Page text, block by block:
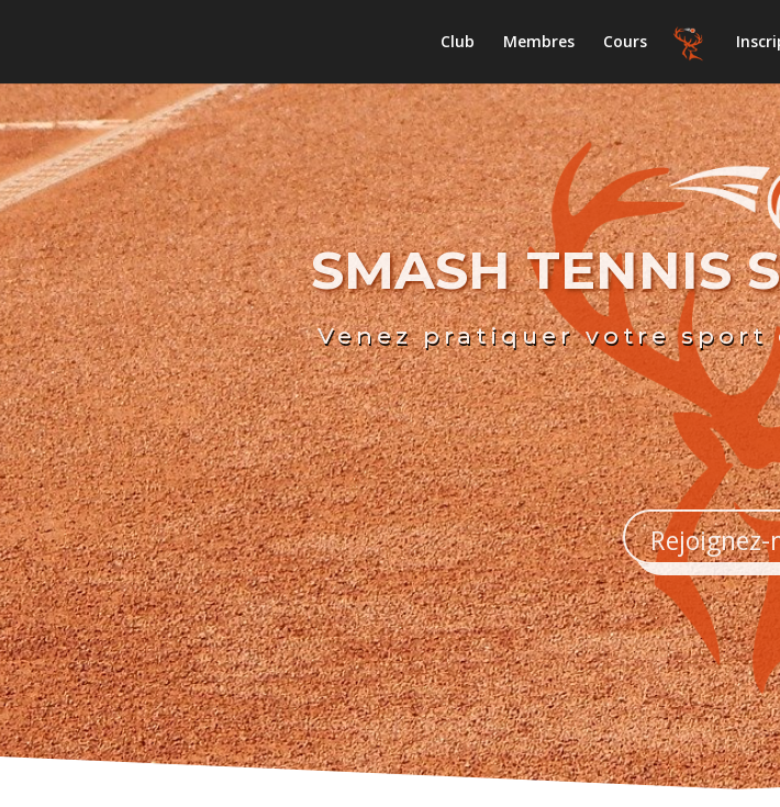
Club Membres Cours
SMASH TENNIS
Venez pratiquer votre sport
Rejoignez-